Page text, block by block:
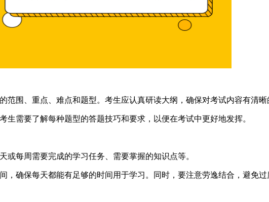
围、重点、难点和题型。考生应认真研读大纲，确保对考试内容有清晰
需要了解每种题型的答题技巧和要求，以便在考试中更好地发挥。
每周需要完成的学习任务、需要掌握的知识点等。
保每天都能有足够的时间用于学习。同时，要注意劳逸结合，避免过